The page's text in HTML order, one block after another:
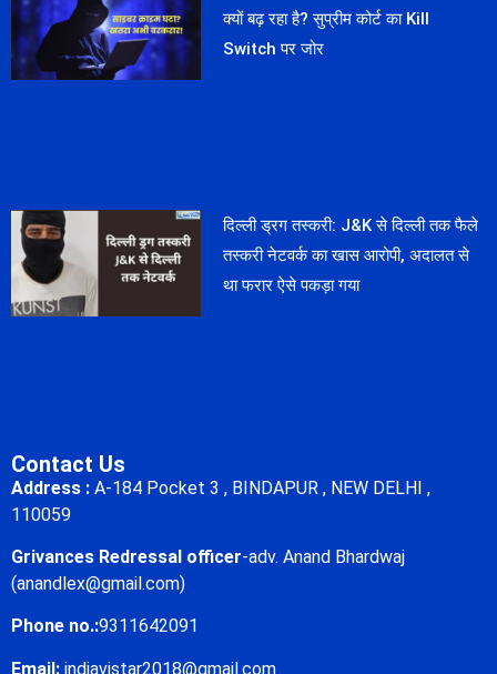
क्यों बढ़ रहा है? सुप्रीम कोर्ट का Kill
Switch पर जोर
दिल्ली ड्रग तस्करी: J&K से दिल्ली तक फैले
तस्करी नेटवर्क का खास आरोपी, अदालत से
था फरार ऐसे पकड़ा गया
Contact Us
Address : A-184 Pocket 3 , BINDAPUR , NEW DELHI ,
110059
Grivances Redressal officer-adv. Anand Bhardwaj
(anandlex@gmail.com)
Phone no.:9311642091
Email: indiavistar2018@gmail.com